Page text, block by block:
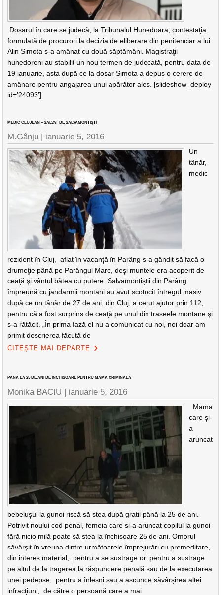
Dosarul în care se judecă, la Tribunalul Hunedoara, contestaţia
formulată de procurori la decizia de eliberare din penitenciar a lui
Alin Simota s-a amânat cu două săptămâni. Magistraţii
hunedoreni au stabilit un nou termen de judecată, pentru data de
19 ianuarie, asta după ce la dosar Simota a depus o cerere de
amânare pentru angajarea unui apărător ales. [slideshow_deploy
id=’24093′]
MEDIC CLUJEAN – SALVAT DE SALVAMONTIŞTI
M.Gânju | ianuarie 5, 2016
Un
tânăr,
medic
rezident în Cluj, aflat în vacanţă în Parâng s-a gândit să facă o
drumeţie până pe Parângul Mare, deşi muntele era acoperit de
ceaţă şi vântul bătea cu putere. Salvamontiştii din Parâng
împreună cu jandarmii montani au avut scotocit întregul masiv
după ce un tânăr de 27 de ani, din Cluj, a cerut ajutor prin 112,
pentru că a fost surprins de ceaţă pe unul din traseele montane şi
s-a rătăcit. „În prima fază el nu a comunicat cu noi, noi doar am
primit descrierea făcută de
CITEȘTE MAI DEPARTE
PÂNĂ LA 25 DE ANI DE ÎNCHISOARE PENTRU MAMA CRIMINALĂ
Monika BACIU | ianuarie 5, 2016
Mama
care şi-
a
aruncat
bebeluşul la gunoi riscă să stea după gratii până la 25 de ani.
Potrivit noului cod penal, femeia care si-a aruncat copilul la gunoi
fără nicio milă poate să stea la închisoare 25 de ani. Omorul
săvârşit în vreuna dintre următoarele împrejurări cu premeditare,
din interes material, pentru a se sustrage ori pentru a sustrage
pe altul de la tragerea la răspundere penală sau de la executarea
unei pedepse, pentru a înlesni sau a ascunde săvârşirea altei
infracţiuni, de către o persoană care a mai